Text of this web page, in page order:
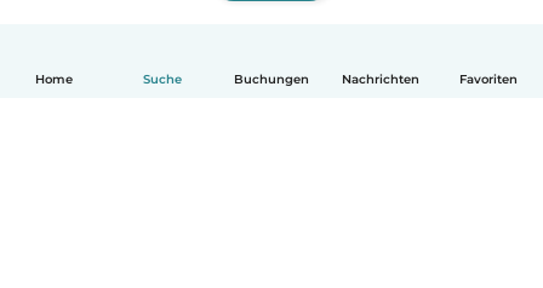
Home Suche Buchungen Nachrichten Favoriten